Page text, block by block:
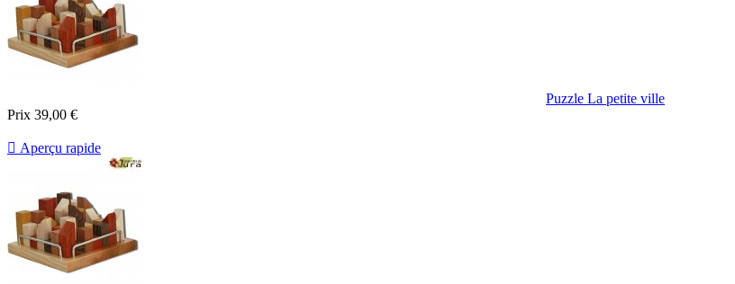
Puzzle La petite ville
Prix 39,00 €
 Aperçu rapide